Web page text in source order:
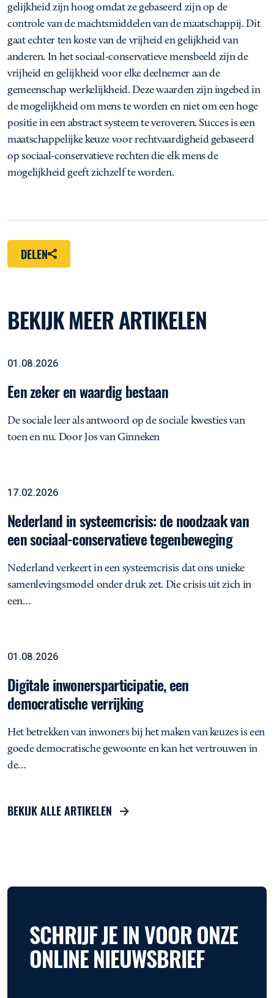
gelijkheid zijn hoog omdat ze gebaseerd zijn op de
controle van de machtsmiddelen van de maatschappij. Dit
gaat echter ten koste van de vrijheid en gelijkheid van
anderen. In het sociaal-conservatieve mensbeeld zijn de
vrijheid en gelijkheid voor elke deelnemer aan de
gemeenschap werkelijkheid. Deze waarden zijn ingebed in
de mogelijkheid om mens te worden en niet om een hoge
positie in een abstract systeem te veroveren. Succes is een
maatschappelijke keuze voor rechtvaardigheid gebaseerd
op sociaal-conservatieve rechten die elk mens de
mogelijkheid geeft zichzelf te worden.
DELEN
BEKIJK MEER ARTIKELEN
Opinie
01.08.2026
Een zeker en waardig bestaan
De sociale leer als antwoord op de sociale kwesties van
toen en nu. Door Jos van Ginneken
Opinie
17.02.2026
Nederland in systeemcrisis: de noodzaak van
een sociaal-conservatieve tegenbeweging
Nederland verkeert in een systeemcrisis dat ons unieke
samenlevingsmodel onder druk zet. Die crisis uit zich in
een…
Opinie
01.08.2026
Digitale inwonersparticipatie, een
democratische verrijking
Het betrekken van inwoners bij het maken van keuzes is een
goede democratische gewoonte en kan het vertrouwen in
de…
BEKIJK ALLE ARTIKELEN
SCHRIJF JE IN VOOR ONZE
ONLINE NIEUWSBRIEF